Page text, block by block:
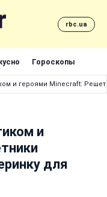
rbc.ua
Гороскопы
и героями Minecraft:
и
для